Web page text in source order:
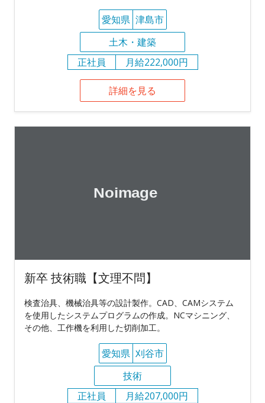
愛知県 津島市
土木・建築
正社員
月給222,000円
詳細を見る
新卒 技術職【文理不問】
検査治具、機械治具等の設計製作。CAD、CAMシステム
を使用したシステムプログラムの作成。NCマシニング、
その他、工作機を利用した切削加工。
愛知県 刈谷市
技術
正社員
月給207,000円